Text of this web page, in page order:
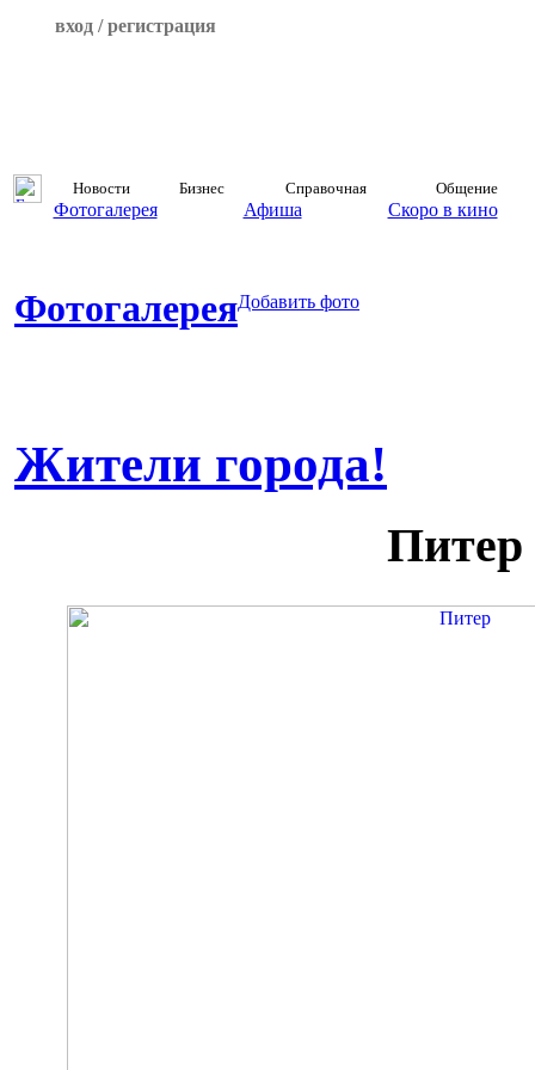
вход / регистрация
Новости Бизнес Справочная Общение
Фотогалерея Афиша Скоро в кино
ФотогалереяДобавить фото
Жители города!
Питер